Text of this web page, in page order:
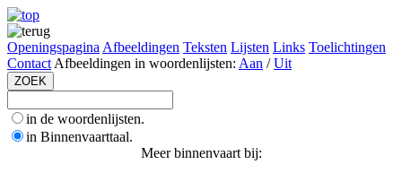
Openingspagina Afbeeldingen Teksten Lijsten Links Toelichtingen
Contact Afbeeldingen in woordenlijsten: Aan /Uit
in de woordenlijsten.
in Binnenvaarttaal.
Meer binnenvaart bij: